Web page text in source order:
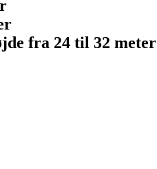
fra 24 til 32 meter